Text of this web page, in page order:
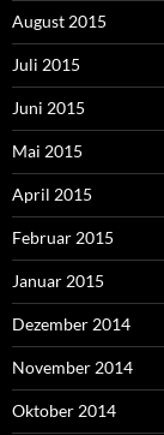
August 2015
Juli 2015
Juni 2015
Mai 2015
April 2015
Februar 2015
Januar 2015
Dezember 2014
November 2014
Oktober 2014